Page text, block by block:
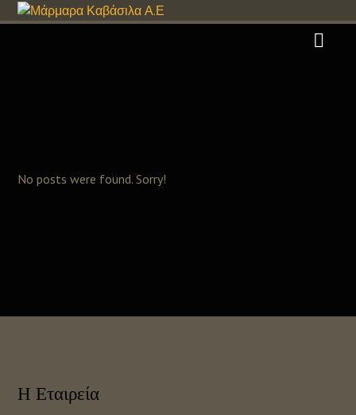
No posts were found. Sorry!
Η Εταιρεία